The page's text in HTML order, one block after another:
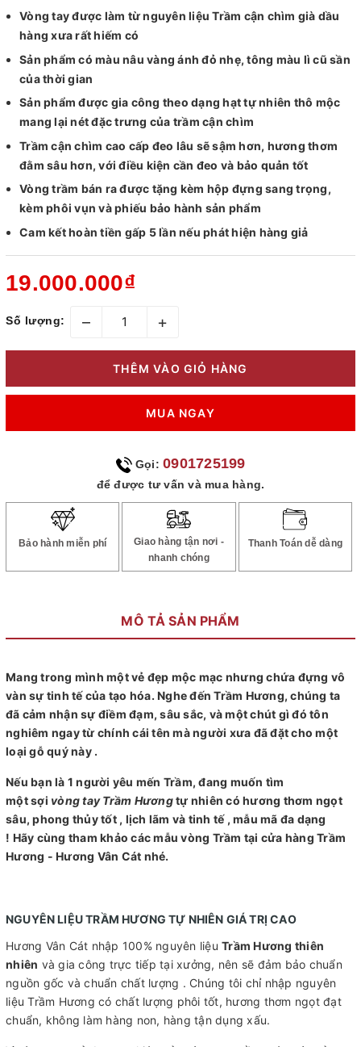
Vòng tay được làm từ nguyên liệu Trầm cận chìm già dầu
hàng xưa rất hiếm có
Sản phẩm có màu nâu vàng ánh đỏ nhẹ, tông màu lì cũ sần
của thời gian
Sản phẩm được gia công theo dạng hạt tự nhiên thô mộc
mang lại nét đặc trưng của trầm cận chìm
Trầm cận chìm cao cấp đeo lâu sẽ sậm hơn, hương thơm
đằm sâu hơn, với điều kiện cần đeo và bảo quản tốt
Vòng trầm bán ra được tặng kèm hộp đựng sang trọng,
kèm phôi vụn và phiếu bảo hành sản phẩm
Cam kết hoàn tiền gấp 5 lần nếu phát hiện hàng giả
19.000.000₫
Số lượng: – +
THÊM VÀO GIỎ HÀNG
MUA NGAY
Gọi: 0901725199
để được tư vấn và mua hàng.
Bảo hành miễn phí
Giao hàng tận nơi -
nhanh chóng
Thanh Toán dễ dàng
MÔ TẢ SẢN PHẨM
Mang trong mình một vẻ đẹp mộc mạc nhưng chứa đựng vô
vàn sự tinh tế của tạo hóa. Nghe đến Trầm Hương, chúng ta
đã cảm nhận sự điềm đạm, sâu sắc, và một chút gì đó tôn
nghiêm ngay từ chính cái tên mà người xưa đã đặt cho một
loại gỗ quý này .
Nếu bạn là 1 người yêu mến Trầm, đang muốn tìm
một sợi vòng tay Trầm Hươngtự nhiên có hương thơm ngọt
sâu, phong thủy tốt , lịch lãm và tinh tế , mẫu mã đa dạng
! Hãy cùng tham khảo các mẫu vòng Trầm tại cửa hàng Trầm
Hương - Hương Vân Cát nhé.
NGUYÊN LIỆU TRẦM HƯƠNG TỰ NHIÊN GIÁ TRỊ CAO
Hương Vân Cát nhập 100% nguyên liệu Trầm Hương thiên
nhiên và gia công trực tiếp tại xưởng, nên sẽ đảm bảo chuẩn
nguồn gốc và chuẩn chất lượng . Chúng tôi chỉ nhập nguyên
liệu Trầm Hương có chất lượng phôi tốt, hương thơm ngọt đạt
chuẩn, không làm hàng non, hàng tận dụng xấu.